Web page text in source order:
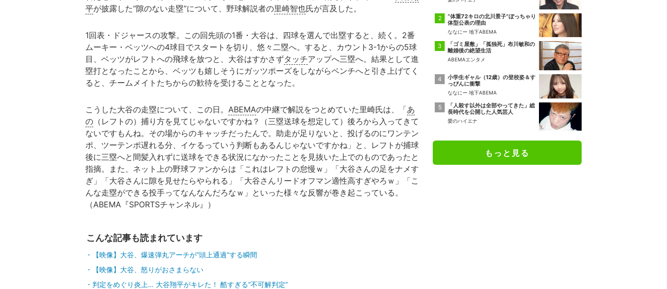
平が披露した“隙のない走塁”について、野球解説者の里崎智也氏が言及した。
1回表・ドジャースの攻撃。この回先頭の1番・大谷は、四球を選んで出塁すると、続く。2番
ムーキー・ベッツへの4球目でスタートを切り、悠々二塁へ。すると、カウント3-1からの5球
目、ベッツがレフトへの飛球を放つと、大谷はすかさずタッチアップへ三塁へ。結果として進
塁打となったことから、ベッツも嬉しそうにガッツポーズをしながらベンチへと引き上げてく
ると、チームメイトたちからの歓待を受けることとなった。
こうした大谷の走塁について、この日。 ABEMAの中継で解説をつとめていた里崎氏は、「あ
の （レフトの）捕り方を見てじゃないですかね？（三塁送球を想定して）後ろから入ってきて
ないですもんね。その場からのキャッチだったんで。助走が足りないと、投げるのにワンテン
ポ、ツーテンポ遅れる分、イケるっていう判断もあるんじゃないですかね」と、レフトが捕球
後に三塁へと間髪入れずに送球をできる状況になかったことを見抜いた上でのものであったと
指摘。また、ネット上の野球ファンからは「これはレフトの怠慢ｗ」「大谷さんの足をナメす
ぎ」「大谷さんに隙を見せたらやられる」「大谷さんリードオフマン適性高すぎやろｗ」「こ
んな走塁ができる投手ってなんなんだろなｗ」といった様々な反響が巻き起こっている。
（ABEMA『SPORTSチャンネル』）
こんな記事も読まれています
【映像】大谷、爆速弾丸アーチが“頭上通過”する瞬間
【映像】大谷、怒りがおさまらない
判定をめぐり炎上… 大谷翔平がキレた！ 酷すぎる“不可解判定”
“体重72キロの北川景子”ぽっちゃり
体型公表の理由
ななにー 地下ABEMA
「ゴミ屋敷」「孤独死」布川敏和の
離婚後の絶望生活
ABEMAエンタメ
小学生ギャル（12歳）の登校姿＆す
っぴんに衝撃
ななにー 地下ABEMA
「人殺す以外は全部やってきた」総
長時代を公開した人気芸人
愛のハイエナ
もっと見る